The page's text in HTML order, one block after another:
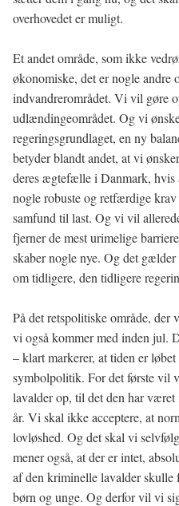
overhovedet er muligt.
Et andet område, som ikke
økonomiske, det er nogle andre
indvandrerområdet. Vi vil gøre
udlændingeområdet. Og vi
regeringsgrundlaget, en ny
betyder blandt andet, at vi
deres ægtefælle i Danmark,
nogle robuste og retfærdige
samfund til last. Og vi vil
fjerner de mest urimelige
skaber nogle nye. Og det
om tidligere, den tidligere
På det retspolitiske område,
vi også kommer med inden jul.
– klart markerer, at tiden er
symbolpolitik. For det første vil
lavalder op, til det den har
år. Vi skal ikke acceptere, at
lovløshed. Og det skal vi
mener også, at der er intet,
af den kriminelle lavalder
børn og unge. Og derfor vil vi